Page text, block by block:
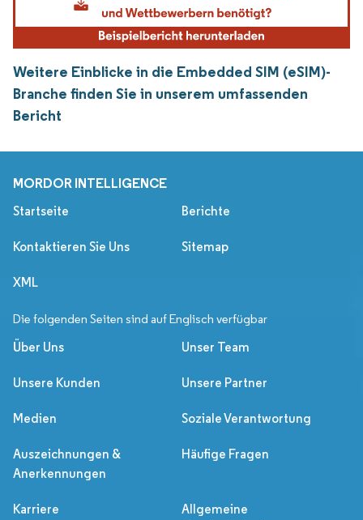
Weitere Einblicke in die Embedded SIM (eSIM)-
Branche finden Sie in unserem umfassenden
Bericht
MORDOR INTELLIGENCE
Startseite Berichte
Kontaktieren Sie Uns Sitemap
XML
Die folgenden Seiten sind auf Englisch verfügbar
Über Uns Unser Team
Unsere Kunden Unsere Partner
Medien Soziale Verantwortung
Auszeichnungen &
Anerkennungen
Häufige Fragen
Karriere
Allgemeine